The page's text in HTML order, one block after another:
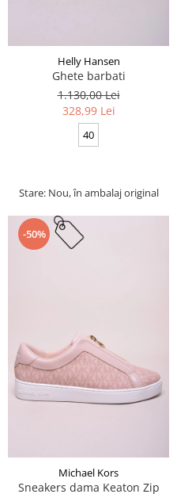
Helly Hansen
Ghete barbati
1.130,00 Lei
328,99 Lei
40
Stare: Nou, în ambalaj original
-50%
Michael Kors
Sneakers dama Keaton Zip